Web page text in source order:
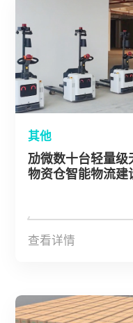
其他
劢微数十台轻量级
物资仓智能物流建
查看详情